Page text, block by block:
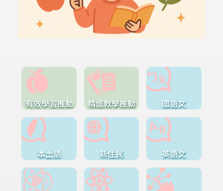
有效學習推動 精進教學推動 國語文
本土語 新住民 英語文